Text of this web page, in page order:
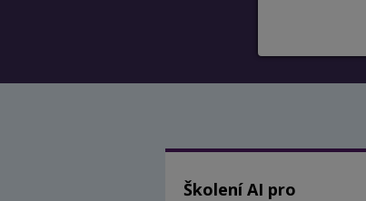
Školení AI pro